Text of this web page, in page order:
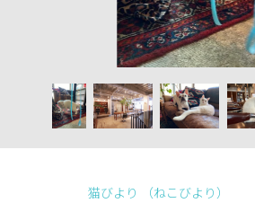
猫びより （ねこびより）